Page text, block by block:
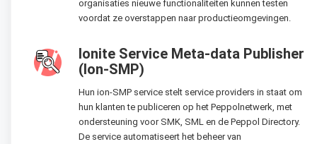
organisaties nieuwe functionaliteiten kunnen testen
voordat ze overstappen naar productieomgevingen.
Ionite Service Meta-data Publisher
(Ion-SMP)
Hun ion-SMP service stelt service providers in staat om
hun klanten te publiceren op het Peppolnetwerk, met
ondersteuning voor SMK, SML en de Peppol Directory.
De service automatiseert het beheer van